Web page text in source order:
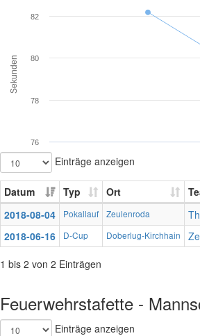
Sekunden
76
78
80
82
Einträge anzeigen
Datum Typ Ort
2018-08-04
Pokallauf Zeulenroda
2018-06-16
D-Cup Doberlug-Kirchhain
1 bis 2 von 2 Einträgen
Feuerwehrstafette -
Einträge anzeigen